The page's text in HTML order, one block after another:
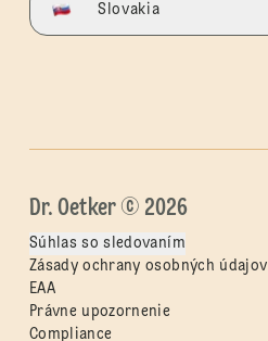
Slovakia
Dr. Oetker © 2026
Súhlas so sledovaním
Zásady ochrany osobných údajov
EAA
Právne upozornenie
Compliance